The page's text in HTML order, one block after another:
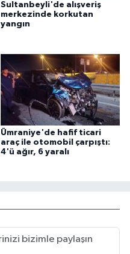
Sultanbeyli'de alışveriş
merkezinde korkutan
yangın
Ümraniye'de hafif ticari
araç ile otomobil çarpıştı:
4'ü ağır, 6 yaralı